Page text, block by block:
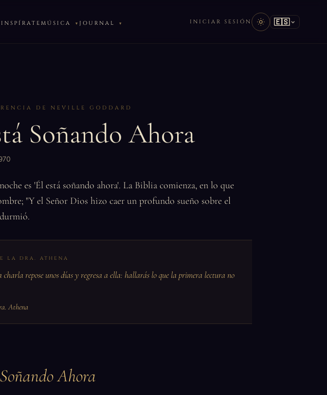
INSPÍRATE MÚSICA JOURNAL INICIAR SESIÓN 🇪🇸
DE NEVILLE GODDARD
Soñando Ahora
es 'Él está soñando ahora'. La Biblia comienza, en lo que
"Y el Señor Dios hizo caer un profundo sueño sobre el
LA DRA. ATHENA
charla repose unos días y regresa a ella: hallarás lo que la primera lectura no
Athena
Ahora